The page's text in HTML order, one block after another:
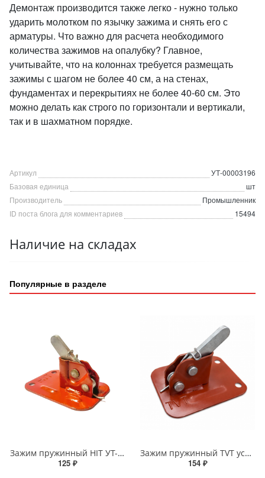
Демонтаж производится также легко - нужно только
ударить молотком по язычку зажима и снять его с
арматуры. Что важно для расчета необходимого
количества зажимов на опалубку? Главное,
учитывайте, что на колоннах требуется размещать
зажимы с шагом не более 40 см, а на стенах,
фундаментах и перекрытиях не более 40-60 см. Это
можно делать как строго по горизонтали и вертикали,
так и в шахматном порядке.
Артикул
УТ-00003196
Базовая единица
шт
Производитель
Промышленник
ID поста блога для комментариев
15494
Наличие на складах
Популярные в разделе
Зажим пружинный HIT УТ-00002998
125 ₽
Зажим пружинный TVT усиленный 00-00001557
154 ₽